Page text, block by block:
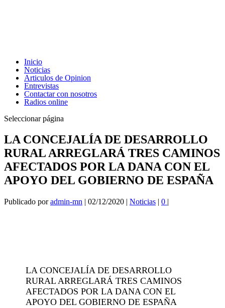
Inicio
Noticias
Articulos de Opinion
Entrevistas
Contactar con nosotros
Radios online
Seleccionar página
LA CONCEJALÍA DE DESARROLLO
RURAL ARREGLARÁ TRES CAMINOS
AFECTADOS POR LA DANA CON EL
APOYO DEL GOBIERNO DE ESPAÑA
Publicado poradmin-mn | 02/12/2020 | Noticias | 0 |
LA CONCEJALÍA DE DESARROLLO
RURAL ARREGLARÁ TRES CAMINOS
AFECTADOS POR LA DANA CON EL
APOYO DEL GOBIERNO DE ESPAÑA